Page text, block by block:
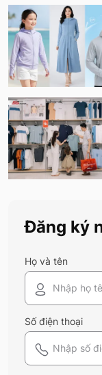
Đăng ký
Họ và tên
Số điện thoại